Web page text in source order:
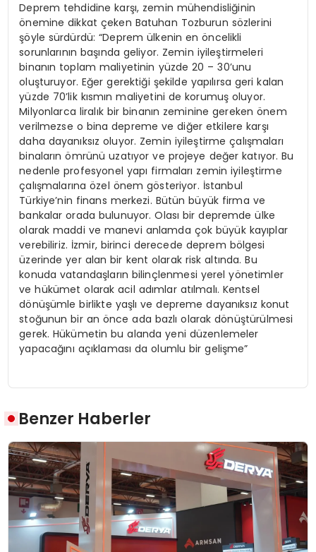
Deprem tehdidine karşı, zemin mühendisliğinin
önemine dikkat çeken Batuhan Tozburun sözlerini
şöyle sürdürdü: “Deprem ülkenin en öncelikli
sorunlarının başında geliyor. Zemin iyileştirmeleri
binanın toplam maliyetinin yüzde 20 – 30’unu
oluşturuyor. Eğer gerektiği şekilde yapılırsa geri kalan
yüzde 70’lik kısmın maliyetini de korumuş oluyor.
Milyonlarca liralık bir binanın zeminine gereken önem
verilmezse o bina depreme ve diğer etkilere karşı
daha dayanıksız oluyor. Zemin iyileştirme çalışmaları
binaların ömrünü uzatıyor ve projeye değer katıyor. Bu
nedenle profesyonel yapı firmaları zemin iyileştirme
çalışmalarına özel önem gösteriyor. İstanbul
Türkiye’nin finans merkezi. Bütün büyük firma ve
bankalar orada bulunuyor. Olası bir depremde ülke
olarak maddi ve manevi anlamda çok büyük kayıplar
verebiliriz. İzmir, birinci derecede deprem bölgesi
üzerinde yer alan bir kent olarak risk altında. Bu
konuda vatandaşların bilinçlenmesi yerel yönetimler
ve hükümet olarak acil adımlar atılmalı. Kentsel
dönüşümle birlikte yaşlı ve depreme dayanıksız konut
stoğunun bir an önce ada bazlı olarak dönüştürülmesi
gerek. Hükümetin bu alanda yeni düzenlemeler
yapacağını açıklaması da olumlu bir gelişme”
Benzer Haberler